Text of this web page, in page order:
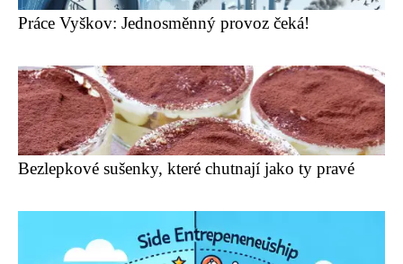
Práce Vyškov: Jednosměnný provoz čeká!
Bezlepkové sušenky, které chutnají jako ty pravé